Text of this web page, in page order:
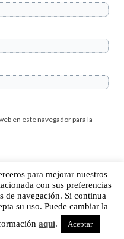
en este navegador para la
legal |Contacto
los derechos reservados
para mejorar nuestros
con sus preferencias
de navegación. Si continua
su uso. Puede cambiar la
aquí. Aceptar